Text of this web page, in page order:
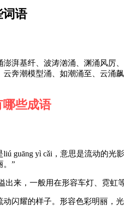
词语
澎湃基纤、波涛汹涌、渊涌风
奔潮模型涌、如潮涌至、云涌
哪些成语
guāng yì cǎi，意思是流动的
。”
出来，一般用在形容车灯、霓虹
闪耀的样子。形容色彩明丽，